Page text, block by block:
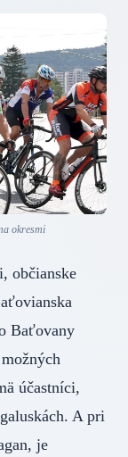
okresmi
občianske
Baťovany
účastníci,
A pri
je